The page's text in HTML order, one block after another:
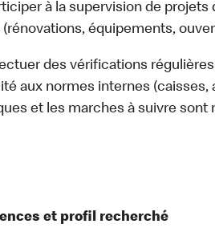
à la supervision de projets
(rénovations, équipements,
des vérifications régulières
aux normes internes (caisses,
et les marches à suivre sont
et profil recherché